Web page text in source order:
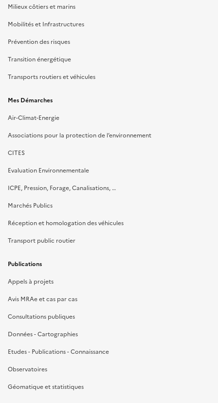
Milieux côtiers et marins
Mobilités et Infrastructures
Prévention des risques
Transition énergétique
Transports routiers et véhicules
Mes Démarches
Air-Climat-Energie
Associations pour la protection de l’environnement
CITES
Evaluation Environnementale
ICPE, Pression, Forage, Canalisations, …
Marchés Publics
Réception et homologation des véhicules
Transport public routier
Publications
Appels à projets
Avis MRAe et cas par cas
Consultations publiques
Données - Cartographies
Etudes - Publications - Connaissance
Observatoires
Géomatique et statistiques